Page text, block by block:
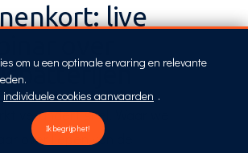
live
verandert snel. Waar we
over liepen van de
om u een optimale ervaring en relevante
individuele cookies aanvaarden .
Ik begrijp het!